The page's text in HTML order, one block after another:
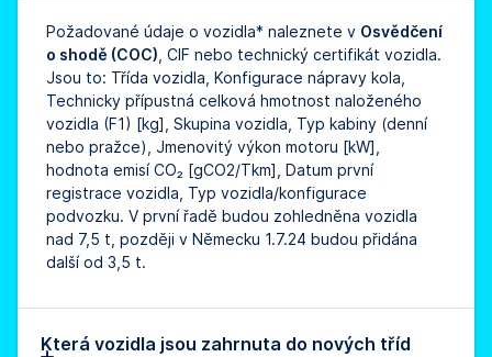
Požadované údaje o vozidla* naleznete v Osvědčení
o shodě (COC) , CIF nebo technický certifikát vozidla.
Jsou to: Třída vozidla, Konfigurace nápravy kola,
Technicky přípustná celková hmotnost naloženého
vozidla (F1) [kg], Skupina vozidla, Typ kabiny (denní
nebo pražce), Jmenovitý výkon motoru [kW],
hodnota emisí CO₂ [gCO2/Tkm], Datum první
registrace vozidla, Typ vozidla/konfigurace
podvozku. V první řadě budou zohledněna vozidla
nad 7,5 t, později v Německu 1.7.24 budou přidána
další od 3,5 t.
Která vozidla jsou zahrnuta do nových tříd